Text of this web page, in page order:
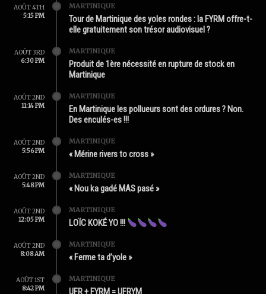
AOÛT 4TH
5:15 PM
MARTINIQUE
Tour de Martinique des yoles rondes : la FYRM offre-t-
elle gratuitement son trésor audiovisuel ?
AOÛT 3RD
6:30 PM
MARTINIQUE
Produit de 1ère nécessité en rupture de stock en
Martinique
AOÛT 2ND
11:14 PM
MARTINIQUE
En Martinique les pollueurs sont des ordures ? Non.
Des enculés-es !!!
AOÛT 2ND
5:56 PM
MARTINIQUE
« Mérine rivers to cross »
AOÛT 2ND
5:48 PM
MARTINIQUE
« Nou ka gadé MAS pasé »
AOÛT 2ND
12:05 PM
MARTINIQUE
LOÏC KOKÉ YO !!!
AOÛT 2ND
8:08 AM
MARTINIQUE
« Ferme ta d’yole »
AOÛT 1ST
8:42 PM
MARTINIQUE
UFR + FYRM = UFRYM